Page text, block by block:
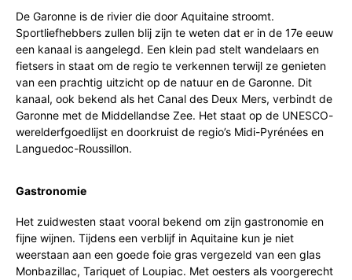
De Garonne is de rivier die door Aquitaine stroomt.
Sportliefhebbers zullen blij zijn te weten dat er in de 17e eeuw
een kanaal is aangelegd. Een klein pad stelt wandelaars en
fietsers in staat om de regio te verkennen terwijl ze genieten
van een prachtig uitzicht op de natuur en de Garonne. Dit
kanaal, ook bekend als het Canal des Deux Mers, verbindt de
Garonne met de Middellandse Zee. Het staat op de UNESCO-
werelderfgoedlijst en doorkruist de regio’s Midi-Pyrénées en
Languedoc-Roussillon.
Gastronomie
Het zuidwesten staat vooral bekend om zijn gastronomie en
fijne wijnen. Tijdens een verblijf in Aquitaine kun je niet
weerstaan aan een goede foie gras vergezeld van een glas
Monbazillac, Tariquet of Loupiac. Met oesters als voorgerecht